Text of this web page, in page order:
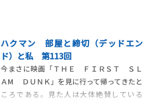
ハクマン 部屋と締切（デッドエン
ド）と私 第113回
今まさに映画「ＴＨＥ ＦＩＲＳＴ ＳＬ
ＡM ＤＵＮＫ」を見に行って帰ってきたと
ころである。見た人は大体絶賛している